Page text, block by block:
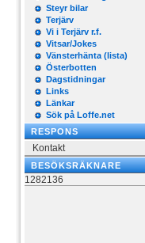
Steyr bilar
Terjärv
Vi i Terjärv r.f.
Vitsar/Jokes
Vänsterhänta (lista)
Österbotten
Dagstidningar
Links
Länkar
Sök på Loffe.net
RESPONS
Kontakt
BESÖKSRÄKNARE
1282136